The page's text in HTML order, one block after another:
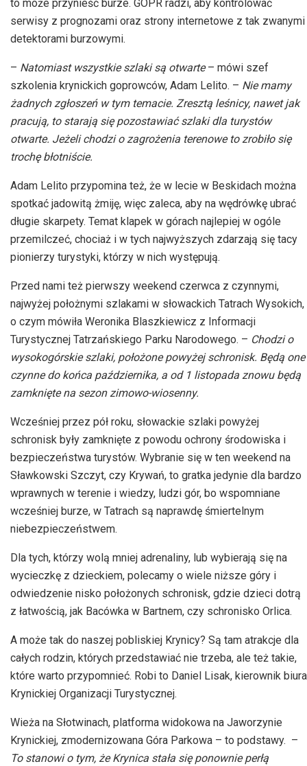
to może przynieść burze. GOPR radzi, aby kontrolować
serwisy z prognozami oraz strony internetowe z tak zwanymi
detektorami burzowymi.
– Natomiast wszystkie szlaki są otwarte– mówi szef
szkolenia krynickich goprowców, Adam Lelito. – Nie mamy
żadnych zgłoszeń w tym temacie. Zresztą leśnicy, nawet jak
pracują, to starają się pozostawiać szlaki dla turystów
otwarte. Jeżeli chodzi o zagrożenia terenowe to zrobiło się
trochę błotniście.
Adam Lelito przypomina też, że w lecie w Beskidach można
spotkać jadowitą żmiję, więc zaleca, aby na wędrówkę ubrać
długie skarpety. Temat klapek w górach najlepiej w ogóle
przemilczeć, chociaż i w tych najwyższych zdarzają się tacy
pionierzy turystyki, którzy w nich występują.
Przed nami też pierwszy weekend czerwca z czynnymi,
najwyżej położnymi szlakami w słowackich Tatrach Wysokich,
o czym mówiła Weronika Blaszkiewicz z Informacji
Turystycznej Tatrzańskiego Parku Narodowego. – Chodzi o
wysokogórskie szlaki, położone powyżej schronisk. Będą one
czynne do końca października, a od 1 listopada znowu będą
zamknięte na sezon zimowo-wiosenny.
Wcześniej przez pół roku, słowackie szlaki powyżej
schronisk były zamknięte z powodu ochrony środowiska i
bezpieczeństwa turystów. Wybranie się w ten weekend na
Sławkowski Szczyt, czy Krywań, to gratka jedynie dla bardzo
wprawnych w terenie i wiedzy, ludzi gór, bo wspomniane
wcześniej burze, w Tatrach są naprawdę śmiertelnym
niebezpieczeństwem.
Dla tych, którzy wolą mniej adrenaliny, lub wybierają się na
wycieczkę z dzieckiem, polecamy o wiele niższe góry i
odwiedzenie nisko położonych schronisk, gdzie dzieci dotrą
z łatwością, jak Bacówka w Bartnem, czy schronisko Orlica.
A może tak do naszej pobliskiej Krynicy? Są tam atrakcje dla
całych rodzin, których przedstawiać nie trzeba, ale też takie,
które warto przypomnieć. Robi to Daniel Lisak, kierownik biura
Krynickiej Organizacji Turystycznej.
Wieża na Słotwinach, platforma widokowa na Jaworzynie
Krynickiej, zmodernizowana Góra Parkowa – to podstawy. –
To stanowi o tym, że Krynica stała się ponownie perłą